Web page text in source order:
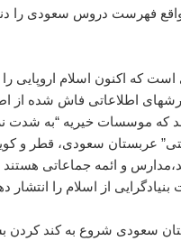
واقع فهرست دروس سعودی را
که اکنون اسلام اروپایی را
اطلاعاتی فاش شده از
که موسسات خیریه “به شدت
عربستان سعودی، قطر و
و ائمه جماعاتی هستند
بنیادگرایی از اسلام را انتشار
سعودی شروع به کند کردن